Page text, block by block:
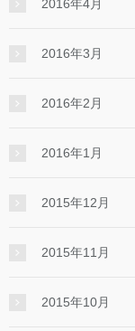
2016年4月
2016年3月
2016年2月
2016年1月
2015年12月
2015年11月
2015年10月